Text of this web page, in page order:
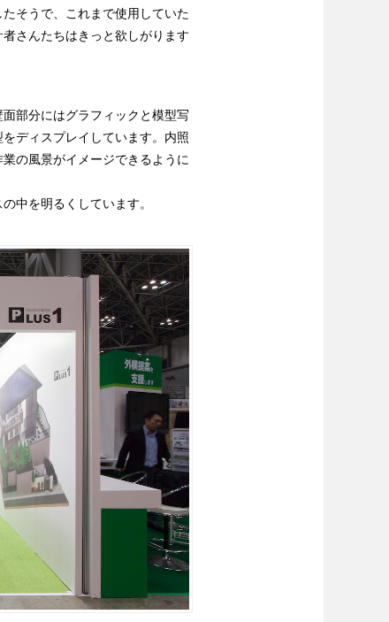
そうで、これまで使用していた
さんたちはきっと欲しがります
部分にはグラフィックと模型写
ディスプレイしています。内照
の風景がイメージできるように
中を明るくしています。